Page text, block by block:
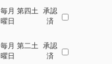
毎月 第四土
曜日
承認
済
毎月 第二土
曜日
承認
済